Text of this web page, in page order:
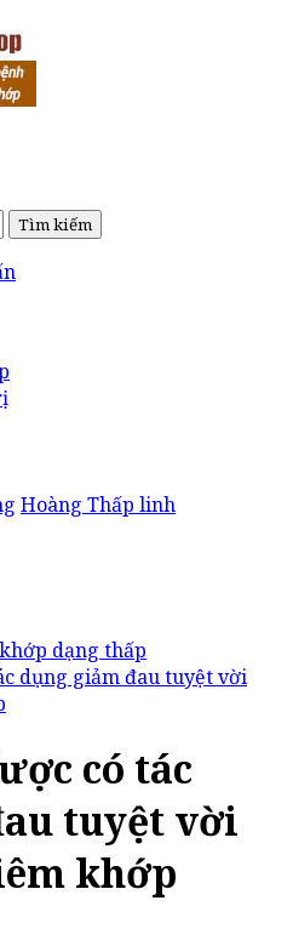
Tìm kiếm
Hoàng Thấp linh
dạng thấp
dụng giảm đau tuyệt vời
có tác
tuyệt vời
khớp